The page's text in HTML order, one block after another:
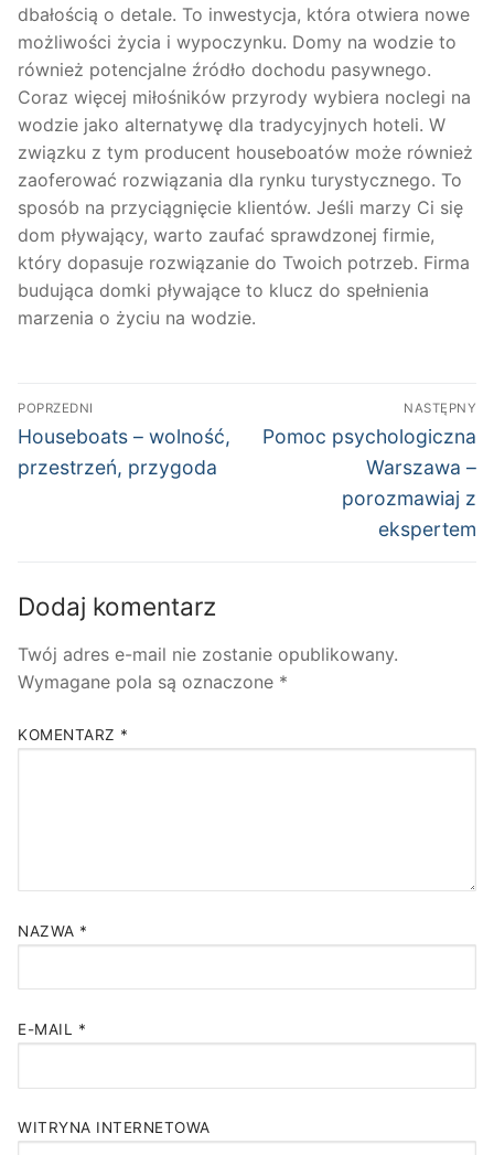
dbałością o detale. To inwestycja, która otwiera nowe
możliwości życia i wypoczynku. Domy na wodzie to
również potencjalne źródło dochodu pasywnego.
Coraz więcej miłośników przyrody wybiera noclegi na
wodzie jako alternatywę dla tradycyjnych hoteli. W
związku z tym producent houseboatów może również
zaoferować rozwiązania dla rynku turystycznego. To
sposób na przyciągnięcie klientów. Jeśli marzy Ci się
dom pływający, warto zaufać sprawdzonej firmie,
który dopasuje rozwiązanie do Twoich potrzeb. Firma
budująca domki pływające to klucz do spełnienia
marzenia o życiu na wodzie.
Nawigacja
wpisu
POPRZEDNI
Poprzedni
wpis:
Houseboats – wolność,
przestrzeń, przygoda
NASTĘPNY
Następny
Pomoc psychologiczna
Warszawa –
porozmawiaj z
ekspertem
Dodaj komentarz
Twój adres e-mail nie zostanie opublikowany.
Wymagane pola są oznaczone *
KOMENTARZ *
NAZWA *
E-MAIL *
WITRYNA INTERNETOWA